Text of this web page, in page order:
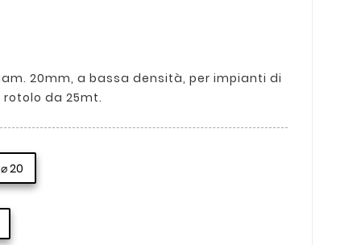
20mm, a bassa densità, per impianti di
da 25mt.
20